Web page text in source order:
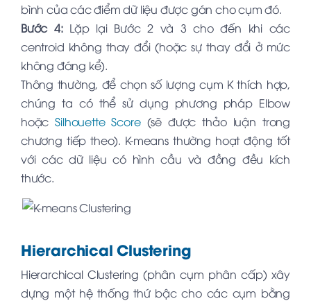
bình của các điểm dữ liệu được gán cho cụm đó.
Bước 4:Lặp lại Bước 2 và 3 cho đến khi các
centroid không thay đổi (hoặc sự thay đổi ở mức
không đáng kể).
Thông thường, để chọn số lượng cụm K thích hợp,
chúng ta có thể sử dụng phương pháp Elbow
hoặcSilhouette Score(sẽ được thảo luận trong
chương tiếp theo). K-means thường hoạt động tốt
với các dữ liệu có hình cầu và đồng đều kích
thước.
Hierarchical Clustering
Hierarchical Clustering (phân cụm phân cấp) xây
dựng một hệ thống thứ bậc cho các cụm bằng